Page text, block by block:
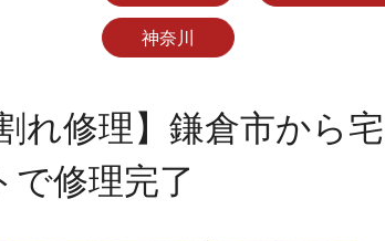
神奈川
れ修理】鎌倉市から
で修理完了